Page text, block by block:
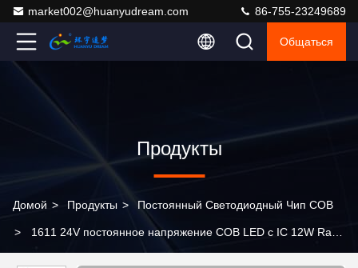
market002@huanyudream.com 86-755-23249689
Общаться
Продукты
Домой > Продукты > Постоянный Светодиодный Чип COB
> 1611 24V постоянное напряжение COB LED с IC 12W Ra90